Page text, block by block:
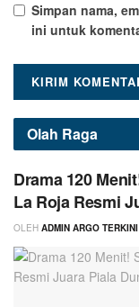
Simpan nama,
ini untuk
Olah Raga
Drama 120
La Roja Resmi
OLEH ADMIN ARGO TERKINI